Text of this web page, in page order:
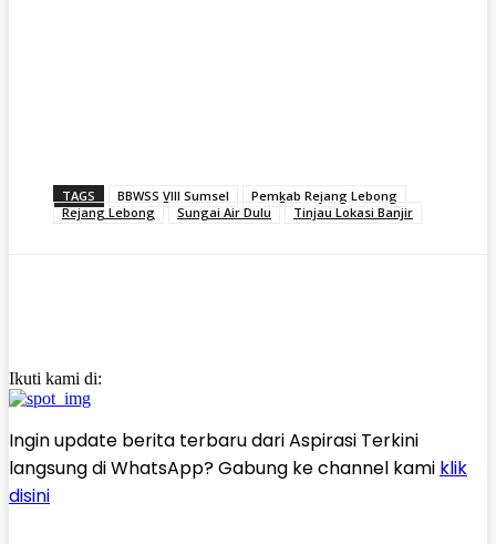
TAGS BBWSS VIII Sumsel
Pemkab Rejang Lebong
Rejang Lebong
Sungai Air Dulu Tinjau Lokasi Banjir
Ikuti kami di:
Ingin update berita terbaru dari Aspirasi Terkini
langsung di WhatsApp? Gabung ke channel kami klik
disini